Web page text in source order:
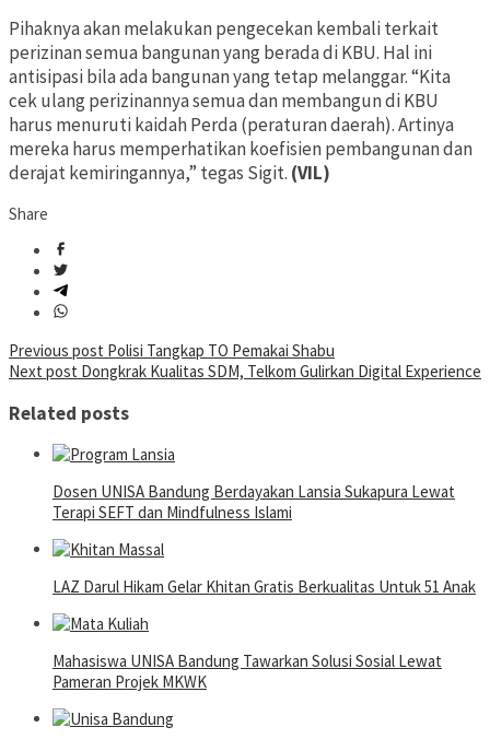
Pihaknya akan melakukan pengecekan kembali terkait
perizinan semua bangunan yang berada di KBU. Hal ini
antisipasi bila ada bangunan yang tetap melanggar. “Kita
cek ulang perizinannya semua dan membangun di KBU
harus menuruti kaidah Perda (peraturan daerah). Artinya
mereka harus memperhatikan koefisien pembangunan dan
derajat kemiringannya,” tegas Sigit. (VIL)
Share
Post
navigation
Previous post Polisi Tangkap TO Pemakai Shabu
Next post Dongkrak Kualitas SDM, Telkom Gulirkan Digital Experience
Related posts
Dosen UNISA Bandung Berdayakan Lansia Sukapura Lewat
Terapi SEFT dan Mindfulness Islami
LAZ Darul Hikam Gelar Khitan Gratis Berkualitas Untuk 51 Anak
Mahasiswa UNISA Bandung Tawarkan Solusi Sosial Lewat
Pameran Projek MKWK